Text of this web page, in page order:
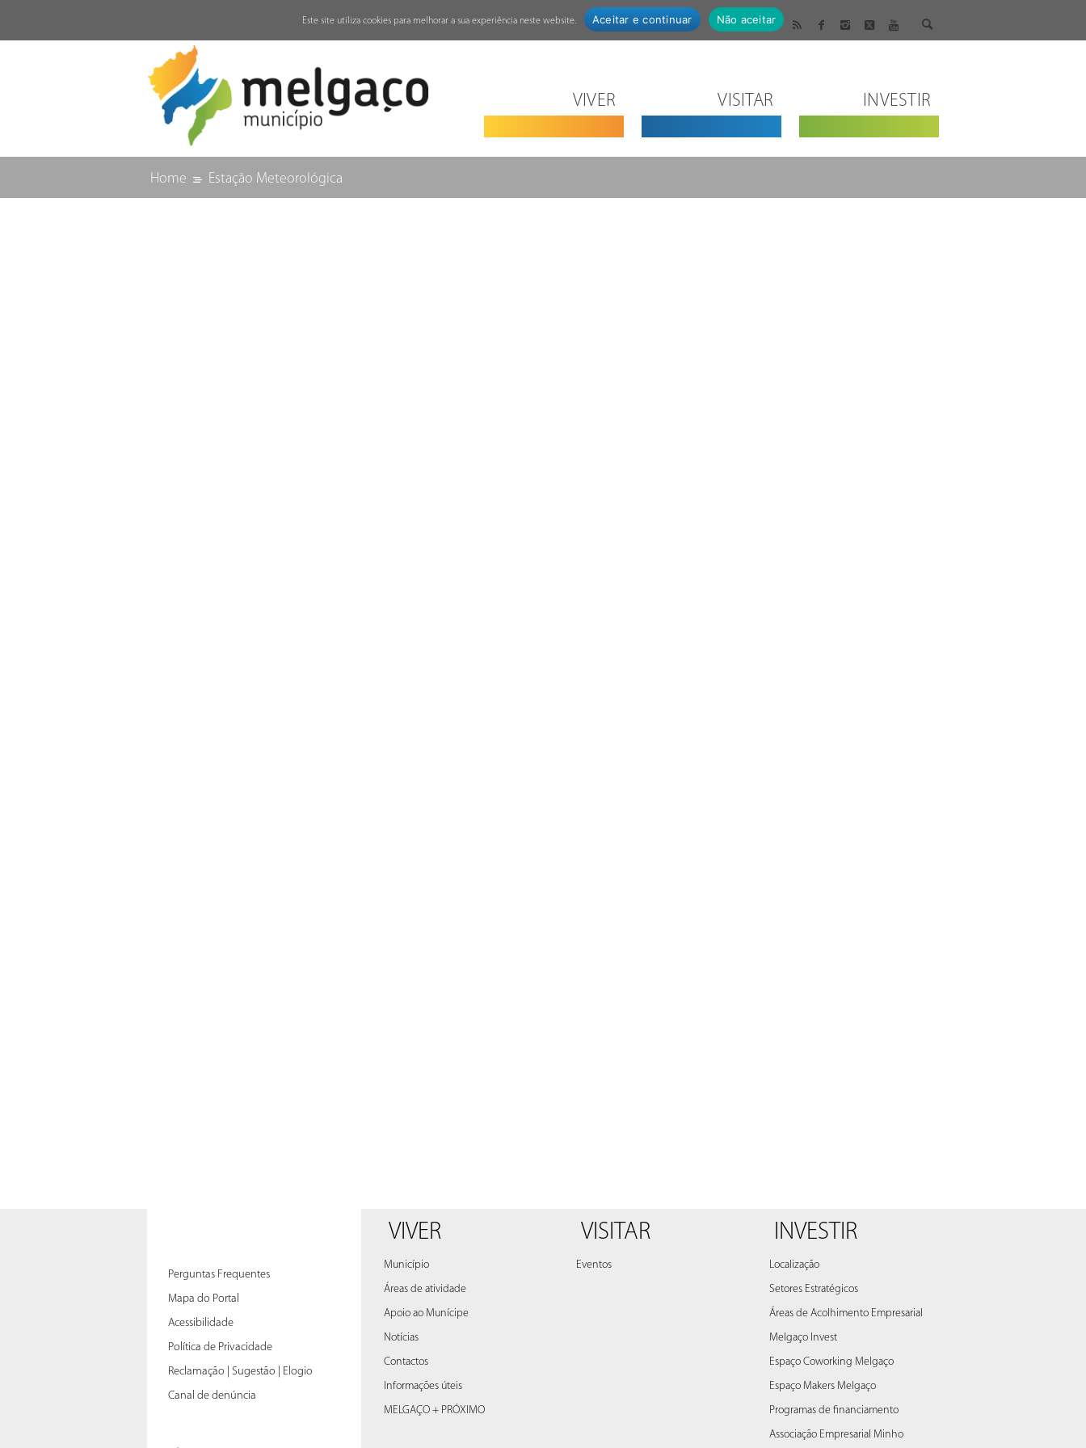
VIVER VISITAR INVESTIR
Home Estação Meteorológica
Perguntas Frequentes
Mapa do Portal
Acessibilidade
Política de Privacidade
Reclamação | Sugestão | Elogio
Canal de denúncia
VIVER
Município
Áreas de atividade
Apoio ao Munícipe
Notícias
Contactos
Informações úteis
MELGAÇO + PRÓXIMO
VISITAR
Eventos
INVESTIR
Localização
Setores Estratégicos
Áreas de Acolhimento Empresarial
Melgaço Invest
Espaço Coworking Melgaço
Espaço Makers Melgaço
Programas de financiamento
Associação Empresarial Minho
Este site utiliza cookies para melhorar a sua experiência neste website. Aceitar e continuar Não aceitar